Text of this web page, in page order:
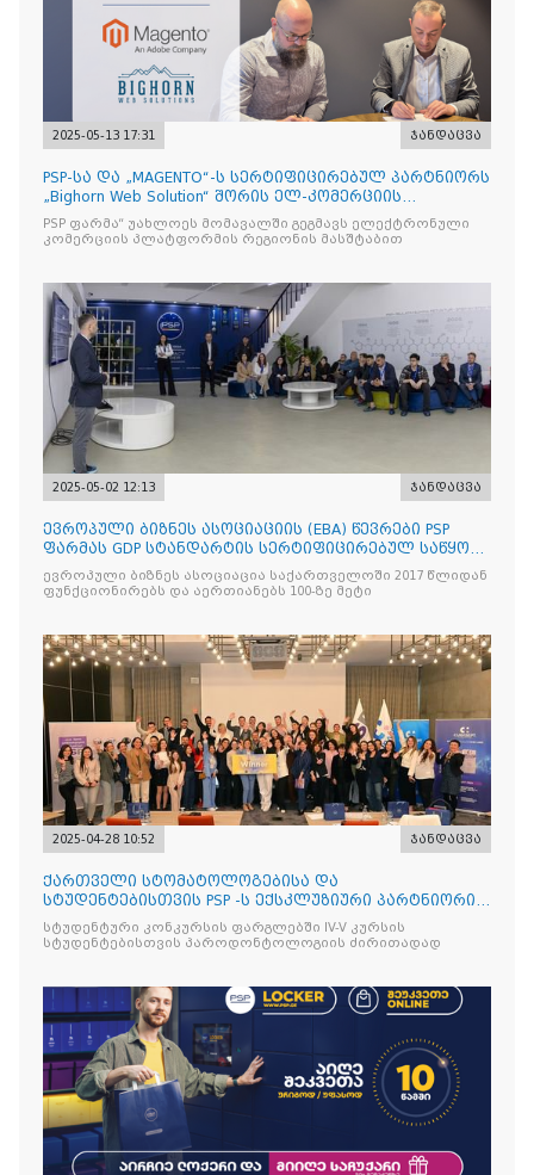
2025-05-13 17:31 ჯანდაცვა
PSP-სა და „MAGENTO“-ს სერტიფიცირებულ პარტნიორს
„Bighorn Web Solution“ შორის ელ-კომერციის
პლატფორმის
PSP ფარმა“ უახლოეს მომავალში გეგმავს ელექტრონული
კომერციის პლატფორმის რეგიონის მასშტაბით
2025-05-02 12:13 ჯანდაცვა
ევროპული ბიზნეს ასოციაციის (EBA) წევრები PSP
ფარმას GDP სტანდარტის სერტიფიცირებულ საწყობს
ესტუმრენ
ევროპული ბიზნეს ასოციაცია საქართველოში 2017 წლიდან
ფუნქციონირებს და აერთიანებს 100-ზე მეტი
2025-04-28 10:52 ჯანდაცვა
ქართველი სტომატოლოგებისა და
სტუდენტებისთვის PSP -ს ექსკლუზიური პარტნიორის
იტალიური ბრენდის Curasept-
სტუდენტური კონკურსის ფარგლებში IV-V კურსის
სტუდენტებისთვის პაროდონტოლოგიის ძირითადად